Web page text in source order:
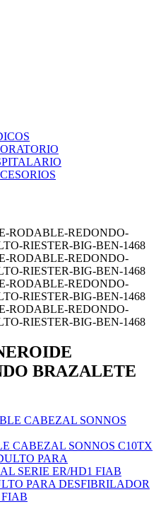
BRAZALETE
CABEZAL SONNOS C10TX
PARA DESFIBRILADOR